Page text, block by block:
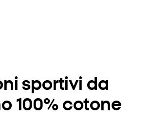
sportivi da
100% cotone